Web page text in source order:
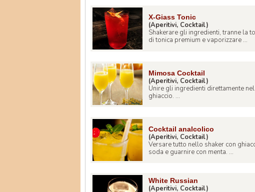
X-Giass Tonic
(Aperitivi, Cocktail)
Shakerare gli ingredienti, tranne la
di tonica premium e vaporizzare ...
Mimosa Cocktail
(Aperitivi, Cocktail)
Unire gli ingredienti direttamente
ghiaccio. ...
Cocktail analcolico
(Aperitivi, Cocktail)
Versare tutto nello shaker con
soda e guarnire con menta. ...
White Russian
(Aperitivi, Cocktail)